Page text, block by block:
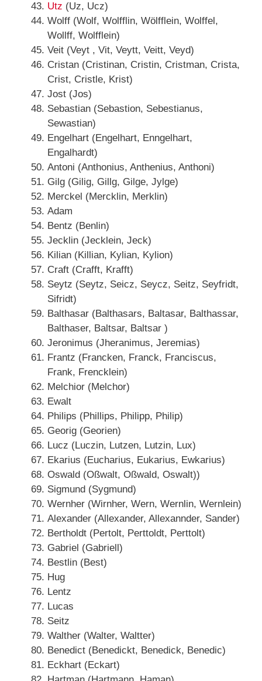
Utz (Uz, Ucz)
Wolff (Wolf, Wolfflin, Wölfflein, Wolffel,
Wollff, Wolfflein)
Veit (Veyt , Vit, Veytt, Veitt, Veyd)
Cristan (Cristinan, Cristin, Cristman, Crista,
Crist, Cristle, Krist)
Jost (Jos)
Sebastian (Sebastion, Sebestianus,
Sewastian)
Engelhart (Engelhart, Enngelhart,
Engalhardt)
Antoni (Anthonius, Anthenius, Anthoni)
Gilg (Gilig, Gillg, Gilge, Jylge)
Merckel (Mercklin, Merklin)
Adam
Bentz (Benlin)
Jecklin (Jecklein, Jeck)
Kilian (Killian, Kylian, Kylion)
Craft (Crafft, Krafft)
Seytz (Seytz, Seicz, Seycz, Seitz, Seyfridt,
Sifridt)
Balthasar (Balthasars, Baltasar, Balthassar,
Balthaser, Baltsar, Baltsar )
Jeronimus (Jheranimus, Jeremias)
Frantz (Francken, Franck, Franciscus,
Frank, Frencklein)
Melchior (Melchor)
Ewalt
Philips (Phillips, Philipp, Philip)
Georig (Georien)
Lucz (Luczin, Lutzen, Lutzin, Lux)
Ekarius (Eucharius, Eukarius, Ewkarius)
Oswald (Oßwalt, Oßwald, Oswalt))
Sigmund (Sygmund)
Wernher (Wirnher, Wern, Wernlin, Wernlein)
Alexander (Allexander, Allexannder, Sander)
Bertholdt (Pertolt, Perttoldt, Perttolt)
Gabriel (Gabriell)
Bestlin (Best)
Hug
Lentz
Lucas
Seitz
Walther (Walter, Waltter)
Benedict (Benedickt, Benedick, Benedic)
Eckhart (Eckart)